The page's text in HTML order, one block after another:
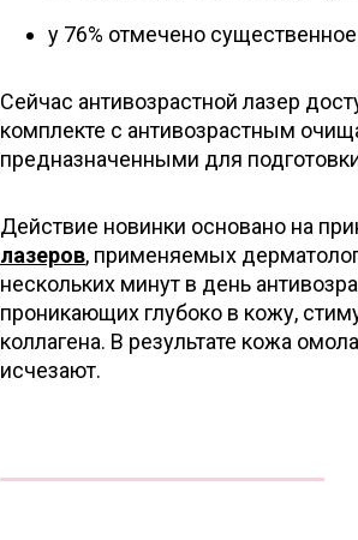
у 76% отмечено
Сейчас антивозрастной лазер
комплекте с антивозрастным
предназначенными для
Действие новинки основано на
лазеров, применяемых
нескольких минут в день
проникающих глубоко в кожу,
коллагена. В результате кожа
исчезают.